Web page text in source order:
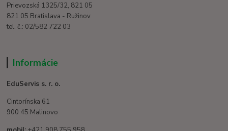
Prievozská 1325/32, 821 05
821 05 Bratislava - Ružinov
tel. č.: 02/582 722 03
Informácie
EduServis s. r. o.
Cintorínska 61
900 45 Malinovo